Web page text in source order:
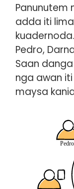
adda iti
Pedro,
Saan
nga awan
maysa